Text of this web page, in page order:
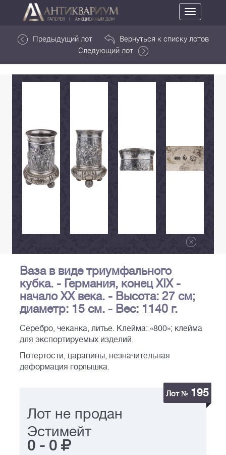
Toggle
navigation
Предыдущий лот
Вернуться к списку лотов
Следующий лот
Ваза в виде триумфального
кубка. - Германия, конец XIX -
начало ХХ века. - Высота: 27 см;
диаметр: 15 см. - Вес: 1140 г.
Серебро, чеканка, литье. Клейма: «800»; клейма
для экспортируемых изделий.
Потертости, царапины, незначительная
деформация горлышка.
Лот № 195
Лот не продан
Эстимейт
0 - 0